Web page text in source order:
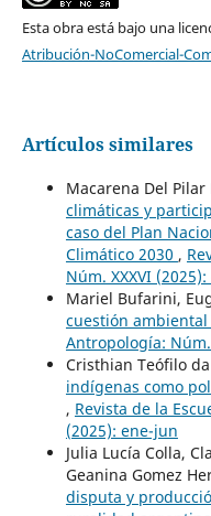
Esta obra está bajo una
Atribución-NoComercial-
Artículos similares
Macarena Del
climáticas y
caso del Plan
Climático 2030 ,
Núm. XXXVI
Mariel Bufarini,
cuestión ambiental
Antropología:
Cristhian Teófilo
indígenas como
, Revista de la
(2025): ene-jun
Julia Lucía Colla,
Geanina Gomez
disputa y